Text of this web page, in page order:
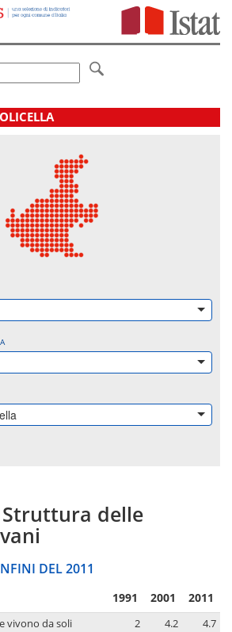
Struttura delle
DEL 2011
1991 2001 2011
vivono da soli 2 4.2
4.7